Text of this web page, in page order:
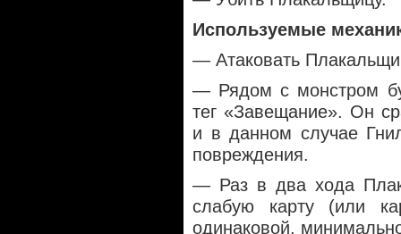
Используемые
— Атаковать
— Рядом с монстром
тег «Завещание». Он
и в данном случае
повреждения.
— Раз в два хода
слабую карту (или
одинаковой,